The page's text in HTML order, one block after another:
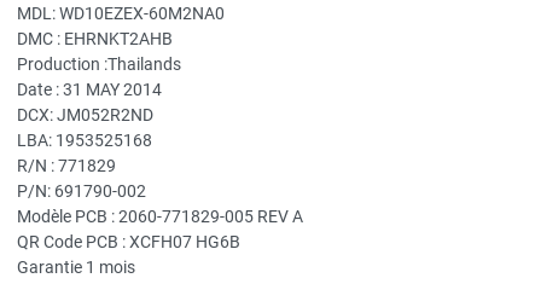
MDL: WD10EZEX-60M2NA0
DMC : EHRNKT2AHB
Production :Thailands
Date : 31 MAY 2014
DCX: JM052R2ND
LBA: 1953525168
R/N : 771829
P/N: 691790-002
Modèle PCB : 2060-771829-005 REV A
QR Code PCB : XCFH07 HG6B
Garantie 1 mois